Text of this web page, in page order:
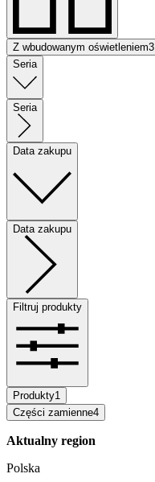
Z wbudowanym oświetleniem3
Seria
Seria
Data zakupu
Data zakupu
Filtruj produkty
Produkty1
Części zamienne4
Aktualny region
Polska